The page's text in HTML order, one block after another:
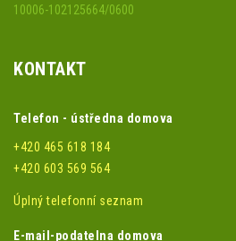
10006-102125664/0600
KONTAKT
Telefon - ústředna domova
+420 465 618 184
+420 603 569 564
Úplný telefonní seznam
E-mail-podatelna domova